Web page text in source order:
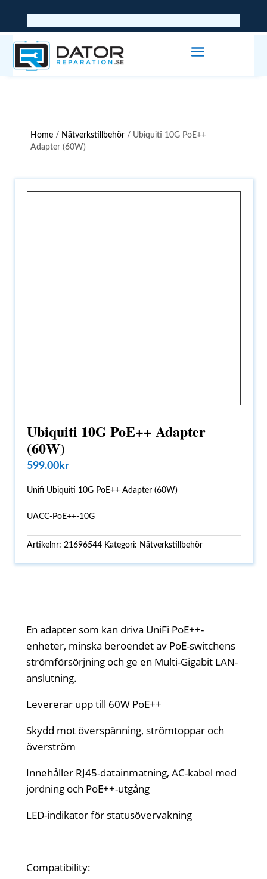
Home / Nätverkstillbehör / Ubiquiti 10G PoE++
Adapter (60W)
Ubiquiti 10G PoE++ Adapter
(60W)
599.00kr
Unifi Ubiquiti 10G PoE++ Adapter (60W)
UACC-PoE++-10G
Artikelnr:21696544 Kategori: Nätverkstillbehör
En adapter som kan driva UniFi PoE++-
enheter, minska beroendet av PoE-switchens
strömförsörjning och ge en Multi-Gigabit LAN-
anslutning.
Levererar upp till 60W PoE++
Skydd mot överspänning, strömtoppar och
överström
Innehåller RJ45-datainmatning, AC-kabel med
jordning och PoE++-utgång
LED-indikator för statusövervakning
Compatibility: